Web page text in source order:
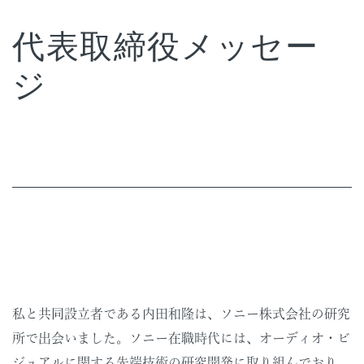
代表取締役メッセー
ジ
私と共同設立者である内田和隆は、ソニー株式会社の研究
所で出会いました。ソニー在職時代には、オーディオ・ビ